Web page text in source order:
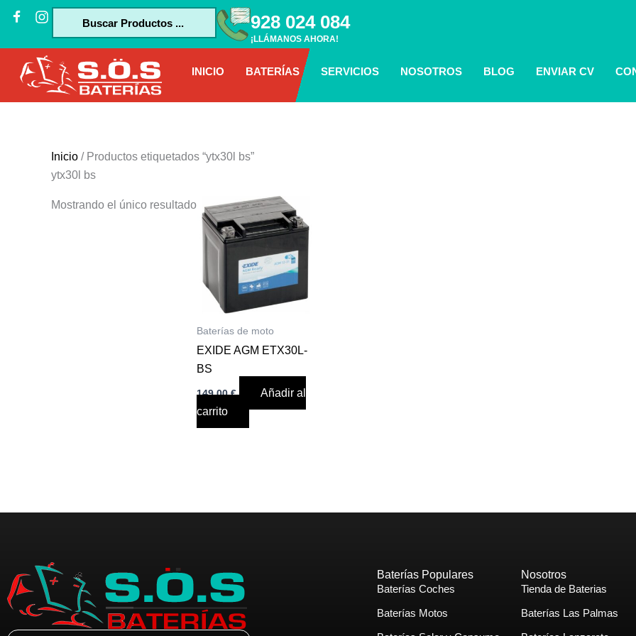
J
k
a
c
I
n
t
a
g
r
928 024 084
¡LLÁMANOS AHORA!
INICIO BATERÍAS SERVICIOS NOSOTROS BLOG ENVIAR CV
Inicio / Productos etiquetados “ytx30l bs”
ytx30l bs
Mostrando el único resultado
Baterías de moto
EXIDE AGM ETX30L-
BS
149,00€
Añadir al
carrito
Baterías Populares
Baterías Coches
Baterías Motos
Nosotros
Tienda de Baterias
Baterías Las Palmas